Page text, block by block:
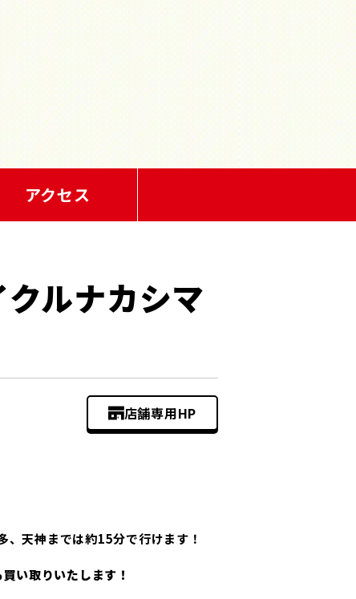
アクセス
ルナカシマ
店舗専用HP
天神までは約15分で行けます！
い取りいたします！